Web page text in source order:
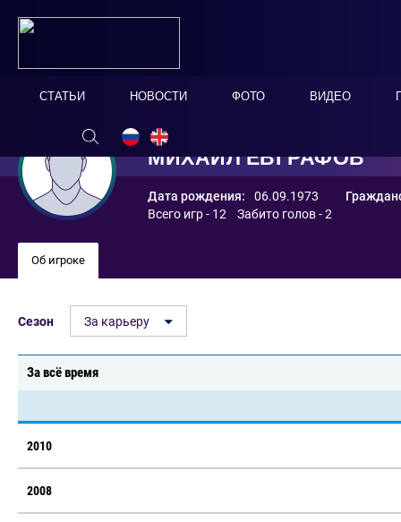
СТАТЬИ НОВОСТИ ФОТО ВИДЕО
МИХАИЛ ЕВГРАФОВ
Дата рождения: 06.09.1973
Всего игр - 12 Забито голов - 2
Об игроке
Сезон За карьеру
За всё время
2010
2008